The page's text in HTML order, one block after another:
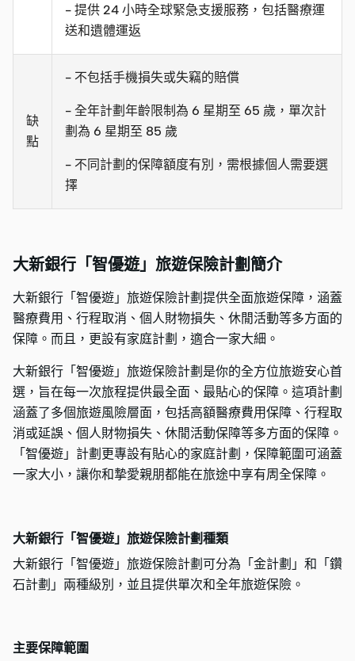
- 提供 24 小時全球緊急支援服務，包括醫療運
送和遺體運返
缺
點
- 不包括手機損失或失竊的賠償
- 全年計劃年齡限制為 6 星期至 65 歲，單次計
劃為 6 星期至 85 歲
- 不同計劃的保障額度有別，需根據個人需要選
擇
大新銀行「智優遊」旅遊保險計劃簡介
大新銀行「智優遊」旅遊保險計劃提供全面旅遊保障，涵蓋
醫療費用、行程取消、個人財物損失、休閒活動等多方面的
保障。而且，更設有家庭計劃，適合一家大細。
大新銀行「智優遊」旅遊保險計劃是你的全方位旅遊安心首
選，旨在每一次旅程提供最全面、最貼心的保障。這項計劃
涵蓋了多個旅遊風險層面，包括高額醫療費用保障、行程取
消或延誤、個人財物損失、休閒活動保障等多方面的保障。
「智優遊」計劃更專設有貼心的家庭計劃，保障範圍可涵蓋
一家大小，讓你和摯愛親朋都能在旅途中享有周全保障。
大新銀行「智優遊」旅遊保險計劃種類
大新銀行「智優遊」旅遊保險計劃可分為「金計劃」和「鑽
石計劃」兩種級別，並且提供單次和全年旅遊保險。
主要保障範圍